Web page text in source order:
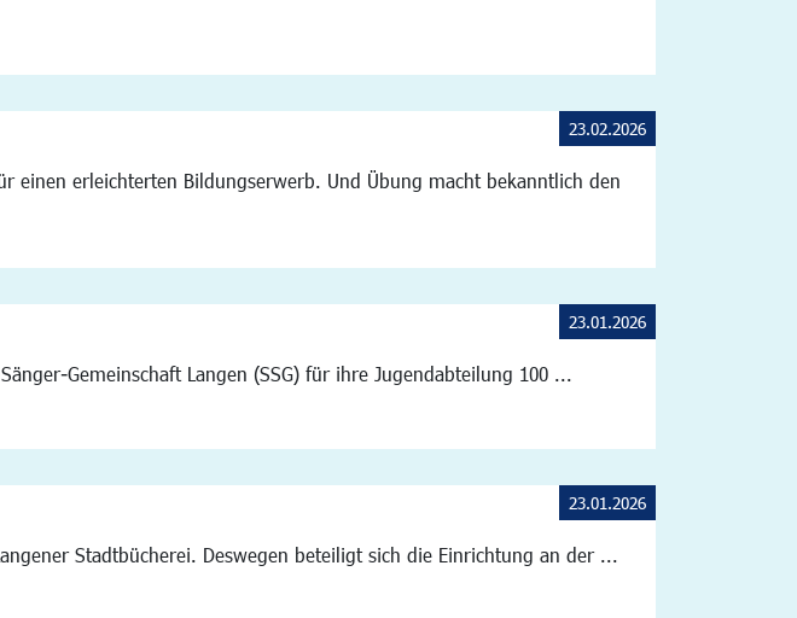
einen erleichterten Bildungserwerb. Und Übung macht bekanntlich den
23.02.2026
Gemeinschaft Langen (SSG) für ihre Jugendabteilung 100 ...
23.01.2026
Stadtbücherei. Deswegen beteiligt sich die Einrichtung an der ...
23.01.2026